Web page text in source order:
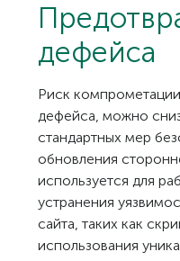
дефейса
Риск
дефейса, можно
стандартных мер
обновления
используется для
устранения
сайта, таких как
использования